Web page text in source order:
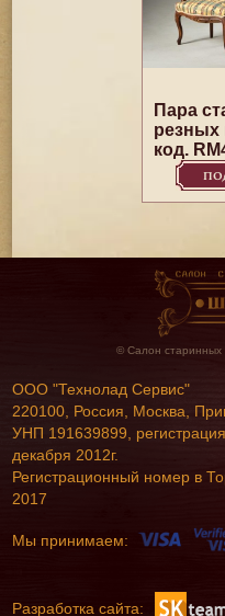
Пара
резных
код.
© Салон
ООО "Технолад Сервис"
220100, Россия, Москва,
УНП 191639899,
декабря 2012г.
Регистрационный номер в
2017
Мы принимаем:
Разработка сайта: